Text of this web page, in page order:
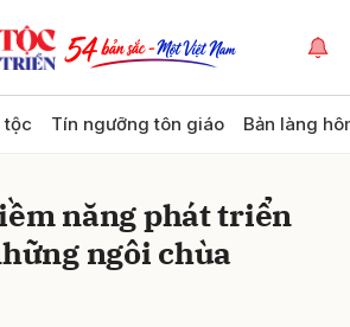
tộc Tín ngưỡng tôn giáo Bản làng
năng phát triển
ngôi chùa